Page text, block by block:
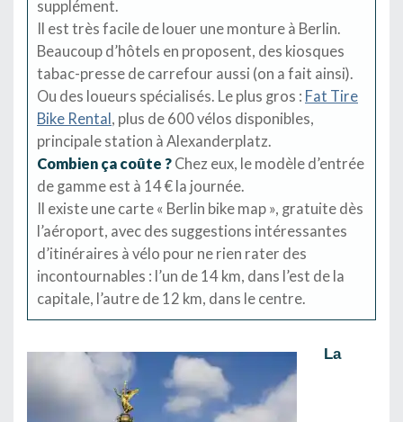
supplément.
Il est très facile de louer une monture à Berlin.
Beaucoup d’hôtels en proposent, des kiosques
tabac-presse de carrefour aussi (on a fait ainsi).
Ou des loueurs spécialisés. Le plus gros : Fat Tire
Bike Rental, plus de 600 vélos disponibles,
principale station à Alexanderplatz.
Combien ça coûte ? Chez eux, le modèle d’entrée
de gamme est à 14 € la journée.
Il existe une carte « Berlin bike map », gratuite dès
l’aéroport, avec des suggestions intéressantes
d’itinéraires à vélo pour ne rien rater des
incontournables : l’un de 14 km, dans l’est de la
capitale, l’autre de 12 km, dans le centre.
La